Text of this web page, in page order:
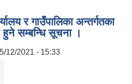
र गाउँपालिका अन्तर्गतका
हुने सम्बन्धि सूचना ।
12/2021 - 15:33